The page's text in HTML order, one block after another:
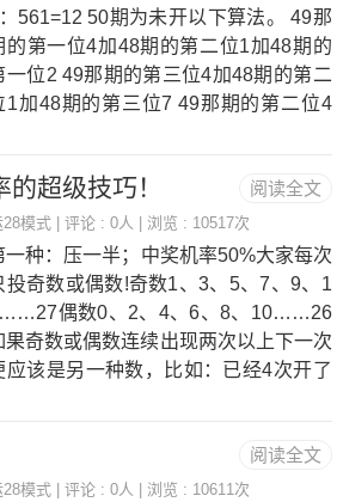
好，连开十几把单或双，就有倾家荡产
危险了，所有你要控制在自己能承受的
围内，及时割肉，毕竟连开10把的几
极小，输了还有机会赢回来，心态要
单单连开，或双双连开，就考虑跟着
561=12 50期为未开以下算法。 49那
的第一位4加48期的第二位1加48期的
一位2 49那期的第三位4加48期的第二
1加48期的第三位7 49那期的第二位4
相加721=10开12中组合
阅读全文
超级技巧！
28模式 | 评论 : 0人 | 浏览 : 10517次
一种：压一半；中奖机率50%大家每次
投奇数或偶数!奇数1、3、5、7、9、1
偶数0、2、4、6、8、10……26
果奇数或偶数连续出现两次以上下一次
应该是另一种数，比如：已经4次开了
奖机率80%我们不能全部压，我只是压
22的，他们的分别投入是6是3.7；7是
阅读全文
28模式 | 评论 : 0人 | 浏览 : 10611次